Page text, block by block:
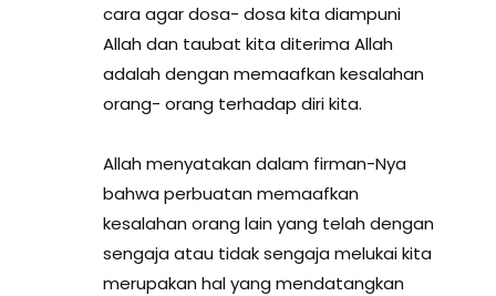
cara agar dosa- dosa kita diampuni
Allah dan taubat kita diterima Allah
adalah dengan memaafkan kesalahan
orang- orang terhadap diri kita.
Allah menyatakan dalam firman-Nya
bahwa perbuatan memaafkan
kesalahan orang lain yang telah dengan
sengaja atau tidak sengaja melukai kita
merupakan hal yang mendatangkan